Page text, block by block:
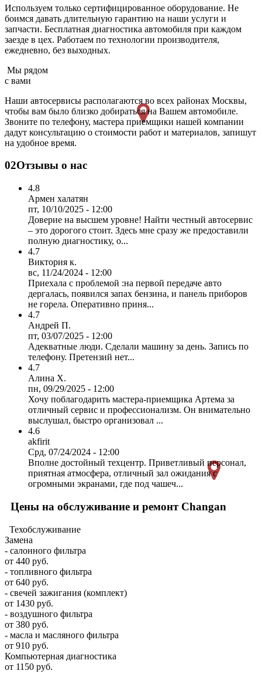
Используем только сертифицированное оборудование. Не
боимся давать длительную гарантию на наши услуги и
запчасти. Бесплатная диагностика автомобиля при каждом
заезде в цех. Работаем по технологии производителя,
ежедневно, без выходных.
Мы рядом
с вами
Наши автосервисы располагаются во всех районах Москвы,
чтобы вам было близко добираться на Вашем автомобиле.
Звоните по телефону, мастера приемщики нашей компании
дадут консультацию о стоимости работ и материалов, запишут
на удобное время.
02Отзывы о нас
4.8
Армен халатян
пт, 10/10/2025 - 12:00
Доверие на высшем уровне! Найти честный автосервис
– это дорогого стоит. Здесь мне сразу же предоставили
полную диагностику, о...
4.7
Виктория к.
вс, 11/24/2024 - 12:00
Приехала с проблемой :на первой передаче авто
дергалась, появился запах бензина, и панель приборов
не горела. Оперативно приня...
4.7
Андрей П.
пт, 03/07/2025 - 12:00
Адекватные люди. Сделали машину за день. Запись по
телефону. Претензий нет...
4.7
Алина Х.
пн, 09/29/2025 - 12:00
Хочу поблагодарить мастера-приемщика Артема за
отличный сервис и профессионализм. Он внимательно
выслушал, быстро организовал ...
4.6
akfirit
Срд, 07/24/2024 - 12:00
Вполне достойный техцентр. Приветливый персонал,
приятная атмосфера, отличный зал ожидания с
огромными экранами, где под чашеч...
Цены на обслуживание и ремонт Changan
Техобслуживание
Замена
- салонного фильтра
от 440 руб.
- топливного фильтра
от 640 руб.
- свечей зажигания (комплект)
от 1430 руб.
- воздушного фильтра
от 380 руб.
- масла и масляного фильтра
от 910 руб.
Компьютерная диагностика
от 1150 руб.